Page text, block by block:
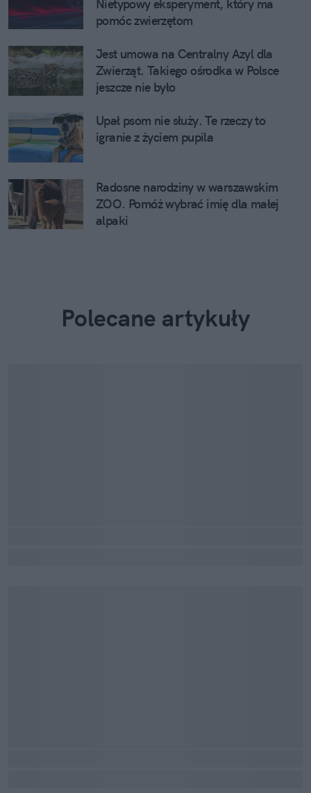
Nietypowy eksperyment, który ma
pomóc zwierzętom
Jest umowa na Centralny Azyl dla
Zwierząt. Takiego ośrodka w Polsce
jeszcze nie było
Upał psom nie służy. Te rzeczy to
igranie z życiem pupila
Radosne narodziny w warszawskim
ZOO. Pomóż wybrać imię dla małej
alpaki
Polecane artykuły